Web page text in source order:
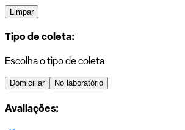
Limpar
Tipo de coleta:
Escolha o tipo de coleta
Domiciliar No laboratório
Avaliações: